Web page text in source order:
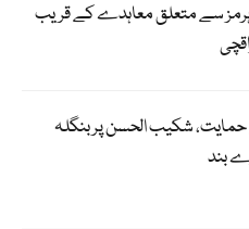
ہرمز سے متعلق معاہدے کے قریب
شکیب الحسن پر بنگلہ
بند